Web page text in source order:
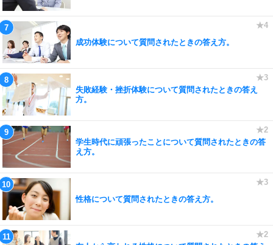
成功体験について質問されたときの答え方。
失敗経験・挫折体験について質問されたときの答え
方。
学生時代に頑張ったことについて質問されたときの答
え方。
性格について質問されたときの答え方。